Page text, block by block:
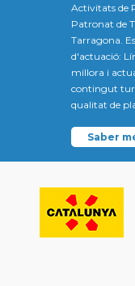
Activitats de
Patronat de
Tarragona.
d'actuació:
millora i
contingut
qualitat de
Saber